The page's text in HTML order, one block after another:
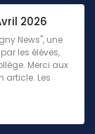
2026
News", une
les élèves,
Merci aux
article. Les